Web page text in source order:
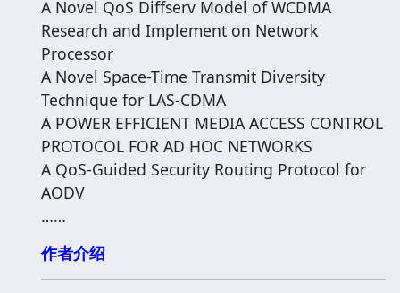
A Novel QoS Diffserv Model of WCDMA
Research and Implement on Network
Processor
A Novel Space-Time Transmit Diversity
Technique for LAS-CDMA
A POWER EFFICIENT MEDIA ACCESS CONTROL
PROTOCOL FOR AD HOC NETWORKS
A QoS-Guided Security Routing Protocol for
AODV
……
作者介绍